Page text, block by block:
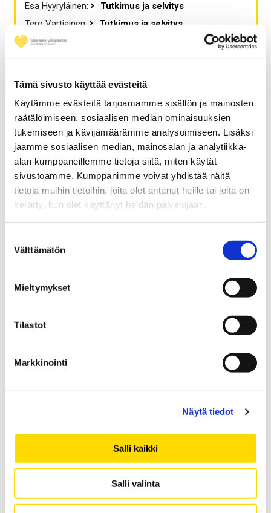
Tämä sivusto käyttää evästeitä
Käytämme evästeitä tarjoamamme sisällön ja mainosten
räätälöimiseen, sosiaalisen median ominaisuuksien
tukemiseen ja kävijämäärämme analysoimiseen. Lisäksi
jaamme sosiaalisen median, mainosalan ja analytiikka-
alan kumppaneillemme tietoja siitä, miten käytät
sivustoamme. Kumppanimme voivat yhdistää näitä
tietoja muihin tietoihin, joita olet antanut heille tai joita on
kerätty, kun olet käyttänyt heidän palvelujaan.
valinta
Välttämätön
Mieltymykset
Tilastot
Markkinointi
Näytä tiedot
Salli kaikki
Salli valinta
Esa Hyyryläinen:
Tutkimus ja selvitys
Tero Vartiainen: Tutkimus ja selvitys
Arkistot
lokakuu 2021
kesäkuu 2021
helmikuu 2021
joulukuu 2020
syyskuu 2020
huhtikuu 2020
joulukuu 2019
lokakuu 2019
huhtikuu 2019